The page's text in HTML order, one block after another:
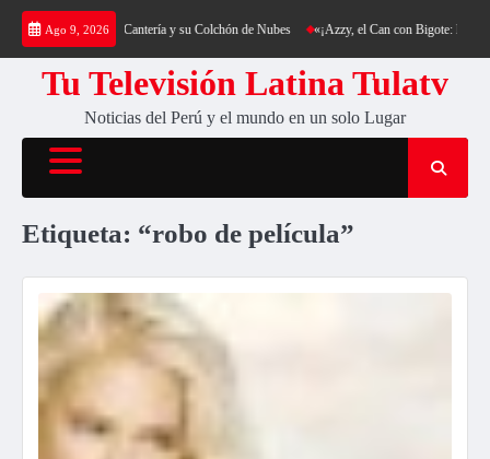
Saltar
contenido
Ago 9, 2026
Trekking al Cerro Cantería y su Colchón de Nubes «¡Azzy, el Can con Bigote: La
Tu Televisión Latina Tulatv
Noticias del Perú y el mundo en un solo Lugar
Etiqueta: “robo de película”